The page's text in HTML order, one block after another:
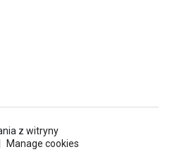
z witryny
Manage cookies